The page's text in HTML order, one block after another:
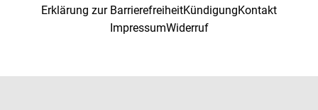
Erklärung zur BarrierefreiheitKündigungKontakt
ImpressumWiderruf